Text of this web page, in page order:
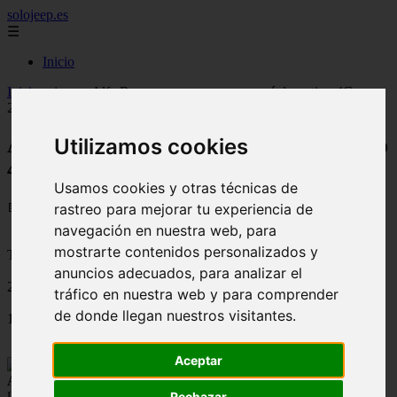
Utilizamos cookies
Usamos cookies y otras técnicas de
rastreo para mejorar tu experiencia de
navegación en nuestra web, para
mostrarte contenidos personalizados y
anuncios adecuados, para analizar el
tráfico en nuestra web y para comprender
de donde llegan nuestros visitantes.
Aceptar
solojeep.es
☰
Inicio
Inicio > jeep >Alfa Romeo con su nuevo coupé deportivo 4C en
2026
Alfa Romeo con su nuevo coupé deportivo
4C en 2026
📅 21/08/2025
Tutoriales para el Auto
2011-07-27
1438
Alfa Romeotiene previsto que su nuevocoupé deportivo 4C